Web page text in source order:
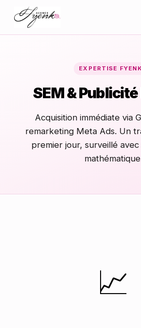
EXPERTISE
SEM &
Acquisition immédiate via
remarketing Meta Ads. Un
premier jour, surveillé
📈